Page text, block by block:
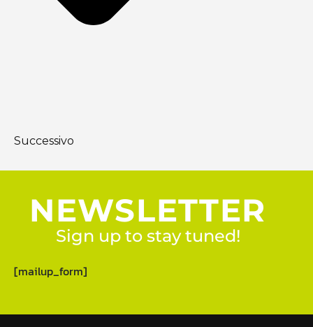
Successivo
NEWSLETTER
Sign up to stay tuned!
[mailup_form]